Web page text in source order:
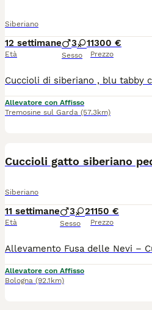
Siberiano
12 settimane
Età
3 1
Sesso
1300 €
Prezzo
Allevatore con Affisso
Tremosine sul Garda (57.3km)
Cuccioli gatto siberiano
Siberiano
11 settimane
Età
3 2
Sesso
1150 €
Prezzo
Allevatore con Affisso
Bologna (92.1km)